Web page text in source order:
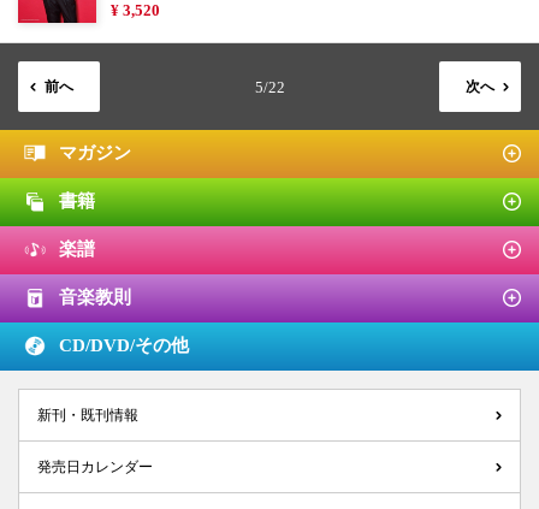
¥ 3,520
前へ 5/22 次へ
マガジン
書籍
楽譜
音楽教則
CD/DVD/その他
新刊・既刊情報
発売日カレンダー